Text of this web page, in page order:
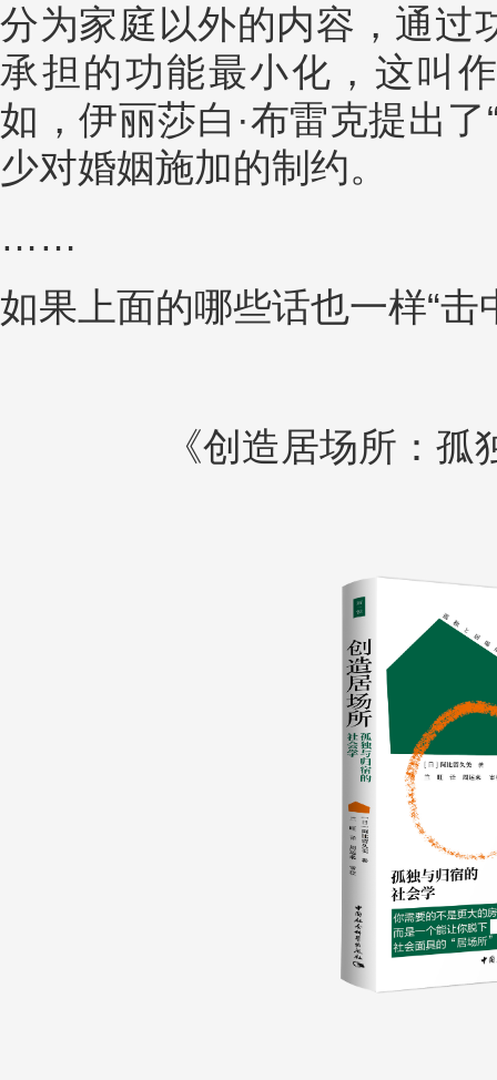
分为家庭以外的内容，通过
承担的功能最小化，这叫
如，伊丽莎白·布雷克提出
少对婚姻施加的制约。
……
如果上面的哪些话也一样“
《创造居场所：